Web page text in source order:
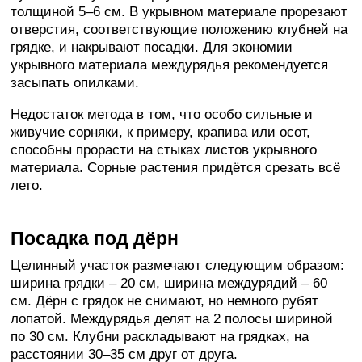
толщиной 5–6 см. В укрывном материале прорезают
отверстия, соответствующие положению клубней на
грядке, и накрывают посадки. Для экономии
укрывного материала междурядья рекомендуется
засыпать опилками.
Недостаток метода в том, что особо сильные и
живучие сорняки, к примеру, крапива или осот,
способны прорасти на стыках листов укрывного
материала. Сорные растения придётся срезать всё
лето.
Посадка под дёрн
Целинный участок размечают следующим образом:
ширина грядки – 20 см, ширина междурядий – 60
см. Дёрн с грядок не снимают, но немного рубят
лопатой. Междурядья делят на 2 полосы шириной
по 30 см. Клубни раскладывают на грядках, на
расстоянии 30–35 см друг от друга.